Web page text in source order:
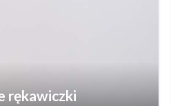
rękawiczki